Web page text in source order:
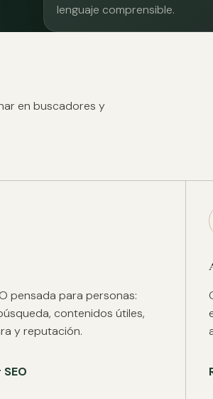
lenguaje comprensible.
en buscadores y
pensada para personas:
contenidos útiles,
y reputación.